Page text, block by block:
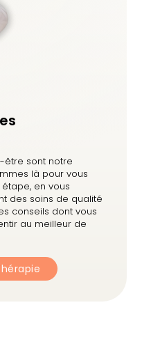
être sont notre
là pour vous
en vous
des soins de qualité
conseils dont vous
au meilleur de